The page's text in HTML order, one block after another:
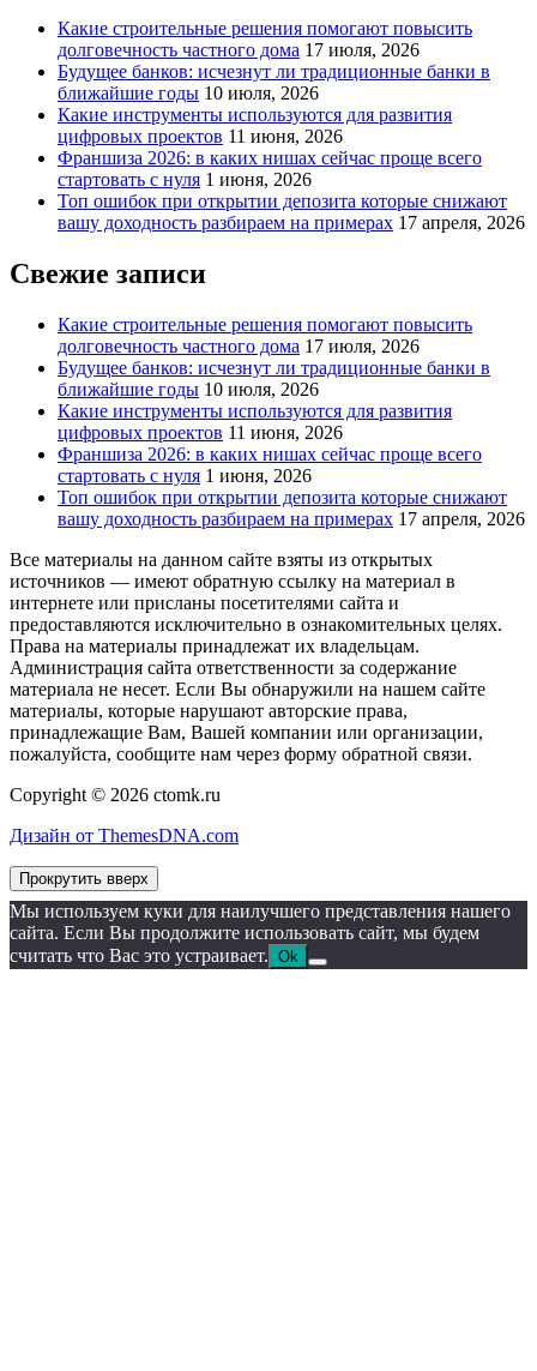
Какие строительные решения помогают повысить
долговечность частного дома 17 июля, 2026
Будущее банков: исчезнут ли традиционные банки в
ближайшие годы 10 июля, 2026
Какие инструменты используются для развития
цифровых проектов 11 июня, 2026
Франшиза 2026: в каких нишах сейчас проще всего
стартовать с нуля 1 июня, 2026
Топ ошибок при открытии депозита которые снижают
вашу доходность разбираем на примерах 17 апреля, 2026
Свежие записи
Какие строительные решения помогают повысить
долговечность частного дома 17 июля, 2026
Будущее банков: исчезнут ли традиционные банки в
ближайшие годы 10 июля, 2026
Какие инструменты используются для развития
цифровых проектов 11 июня, 2026
Франшиза 2026: в каких нишах сейчас проще всего
стартовать с нуля 1 июня, 2026
Топ ошибок при открытии депозита которые снижают
вашу доходность разбираем на примерах 17 апреля, 2026
Все материалы на данном сайте взяты из открытых
источников — имеют обратную ссылку на материал в
интернете или присланы посетителями сайта и
предоставляются исключительно в ознакомительных целях.
Права на материалы принадлежат их владельцам.
Администрация сайта ответственности за содержание
материала не несет. Если Вы обнаружили на нашем сайте
материалы, которые нарушают авторские права,
принадлежащие Вам, Вашей компании или организации,
пожалуйста, сообщите нам через форму обратной связи.
Copyright © 2026 ctomk.ru
Дизайн от ThemesDNA.com
Прокрутить вверх
Мы используем куки для наилучшего представления нашего
сайта. Если Вы продолжите использовать сайт, мы будем
считать что Вас это устраивает. Ok